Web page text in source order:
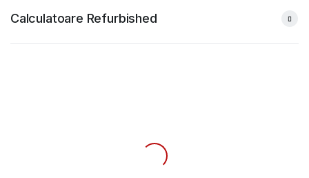
Calculatoare Refurbished